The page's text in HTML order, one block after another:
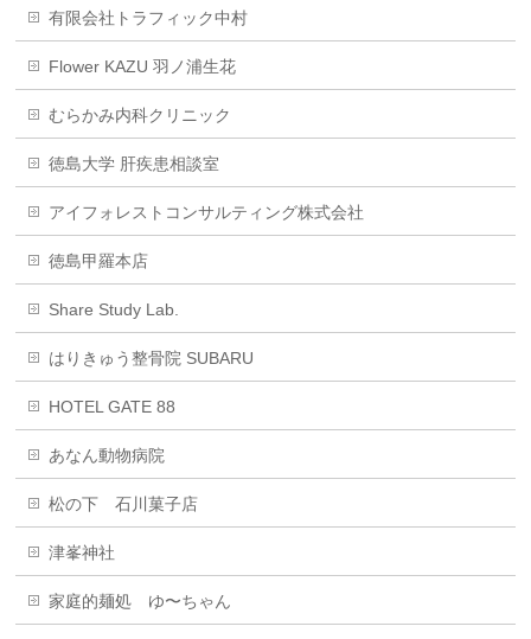
有限会社トラフィック中村
Flower KAZU 羽ノ浦生花
むらかみ内科クリニック
徳島大学 肝疾患相談室
アイフォレストコンサルティング株式会社
徳島甲羅本店
Share Study Lab.
はりきゅう整骨院 SUBARU
HOTEL GATE 88
あなん動物病院
松の下 石川菓子店
津峯神社
家庭的麺処 ゆ〜ちゃん